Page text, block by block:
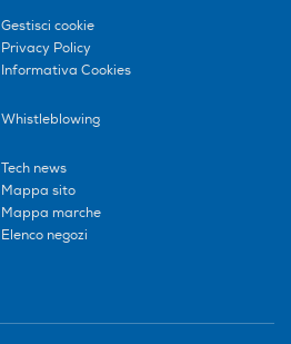
Gestisci cookie
Privacy Policy
Informativa Cookies
Whistleblowing
Tech news
Mappa sito
Mappa marche
Elenco negozi